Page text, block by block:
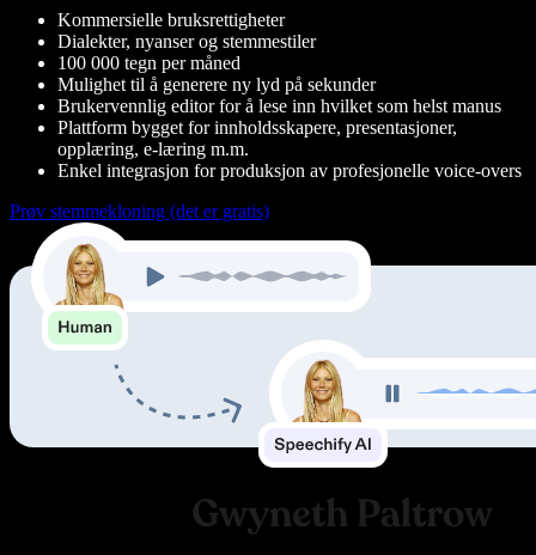
Kommersielle bruksrettigheter
Dialekter, nyanser og stemmestiler
100 000 tegn per måned
Mulighet til å generere ny lyd på sekunder
Brukervennlig editor for å lese inn hvilket som helst manus
Plattform bygget for innholdsskapere, presentasjoner,
opplæring, e-læring m.m.
Enkel integrasjon for produksjon av profesjonelle voice-overs
Prøv stemmekloning (det er gratis)